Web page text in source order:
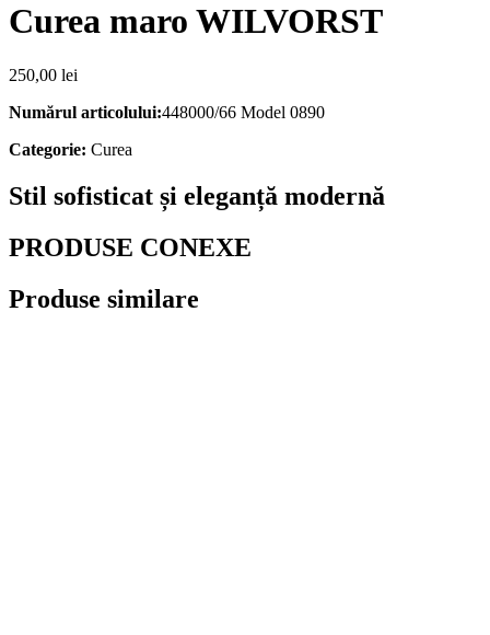
Curea maro WILVORST
250,00 lei
Numărul articolului:448000/66 Model 0890
Categorie: Curea
Stil sofisticat și eleganță modernă
PRODUSE CONEXE
Produse similare